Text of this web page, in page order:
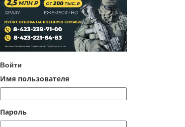
Войти
Имя пользователя
Пароль